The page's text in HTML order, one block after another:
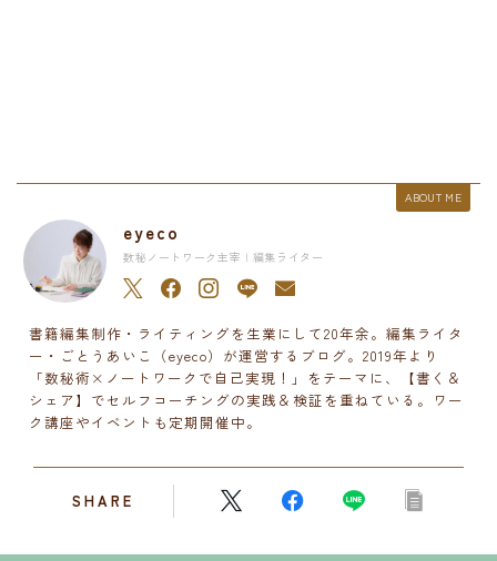
ABOUT ME
eyeco
数秘ノートワーク主宰 | 編集ライター
書籍編集制作・ライティングを生業にして20年余。編集ライタ
ー・ごとうあいこ（eyeco）が運営するブログ。2019年より
「数秘術×ノートワークで自己実現！」をテーマに、【書く＆
シェア】でセルフコーチングの実践＆検証を重ねている。ワー
ク講座やイベントも定期開催中。
SHARE